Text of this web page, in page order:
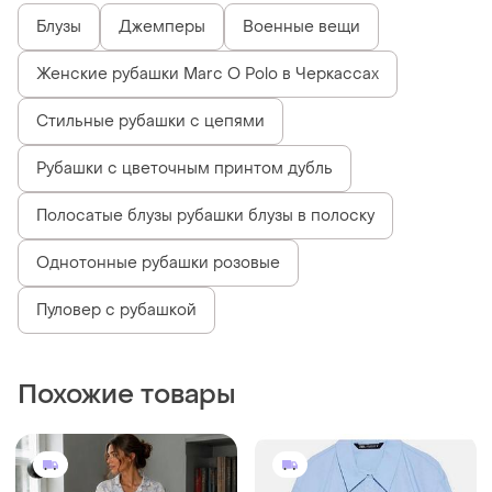
Блузы Джемперы Военные вещи
Женские рубашки Marc O Polo в Черкассах
Стильные рубашки с цепями
Рубашки с цветочным принтом дубль
Полосатые блузы рубашки блузы в полоску
Однотонные рубашки розовые
Пуловер с рубашкой
Похожие товары